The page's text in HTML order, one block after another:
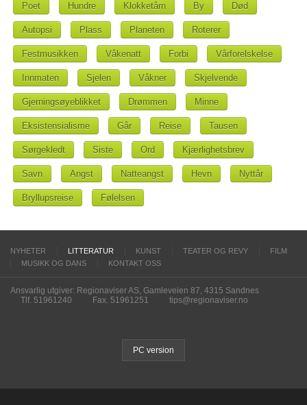
Poet Hundre Klokketårn By Død
Autopsi Plass Planeten Roterer
Festmusikken Våkenatt Forbi Vårforelskelse
Innmaten Sjelen Våkner Skjelvende
Gjerningsøyeblikket Drømmen Minne
Eksistensialisme Går Reise Tausen
Sørgekledt Siste Ord Kjærlighetsbrev
Savn Angst Natteangst Hevn Nyttår
Bryllupsreise Følelsen
NYHETER LITTERATUR KUNST TEATER OG REVY
FILM
MUSIKK OG DANS
KONTAKT OSS
Ansvarlig utgiver: Regionaviser AS, Gamleveien 87, 4315 Sandnes
Tlf. 51961240
Fax. 51961251 tips@regionaviser.no
PC version